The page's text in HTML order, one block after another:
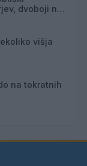
dvoboji na
višja
na tokratnih